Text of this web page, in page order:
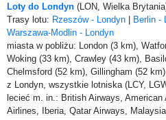
Loty do Londyn (LON, Wielka
Trasy lotu: Rzeszów - Londyn | Berlin -
Warszawa-Modlin - Londyn
miasta w pobliżu: London (3 km),
Woking (33 km), Crawley (43 km),
Chelmsford (52 km), Gillingham (52
z Londyn, wszystkie lotniska (LCY,
lecieć m. in.: British Airways,
Airlines, Iberia, Qatar Airways,